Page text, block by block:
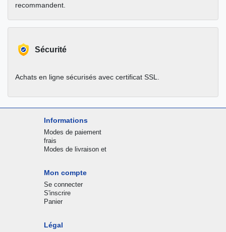
recommandent.
Sécurité
Achats en ligne sécurisés avec certificat SSL.
Informations
Modes de paiement
frais
Modes de livraison et
Mon compte
Se connecter
S'inscrire
Panier
Légal